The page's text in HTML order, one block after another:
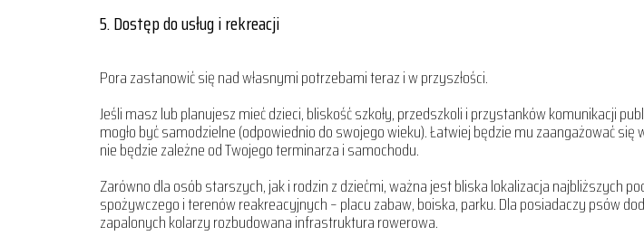
5. Dostęp do usług i rekreacji
Pora zastanowić się nad własnymi potrzebami teraz i w przyszłości.
Jeśli masz lub planujesz mieć dzieci, bliskość szkoły, przedszkoli i przystanków komunikacji
mogło być samodzielne (odpowiednio do swojego wieku). Łatwiej będzie mu zaangażować
nie będzie zależne od Twojego terminarza i samochodu.
Zarówno dla osób starszych, jak i rodzin z dziećmi, ważna jest bliska lokalizacja najbliższych
spożywczego i terenów reakreacyjnych – placu zabaw, boiska, parku. Dla posiadaczy psów
zapalonych kolarzy rozbudowana infrastruktura rowerowa.